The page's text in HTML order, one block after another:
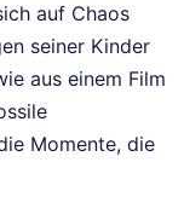
auf Chaos
seiner Kinder
aus einem Film
Momente, die